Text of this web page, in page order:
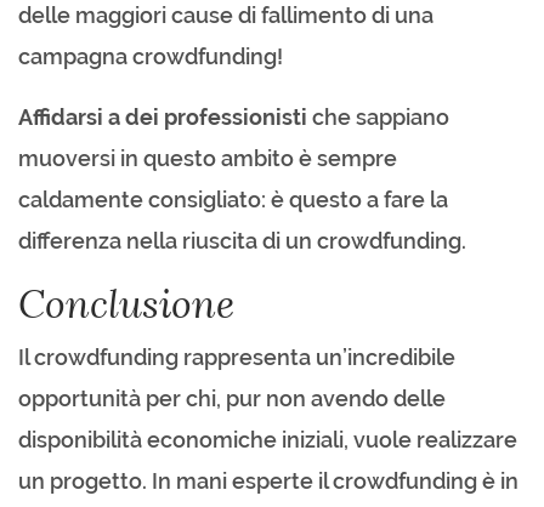
delle maggiori cause di fallimento di una
campagna crowdfunding!
Affidarsi a dei professionisti che sappiano
muoversi in questo ambito è sempre
caldamente consigliato: è questo a fare la
differenza nella riuscita di un crowdfunding.
Conclusione
Il crowdfunding rappresenta un’incredibile
opportunità per chi, pur non avendo delle
disponibilità economiche iniziali, vuole realizzare
un progetto. In mani esperte il crowdfunding è in